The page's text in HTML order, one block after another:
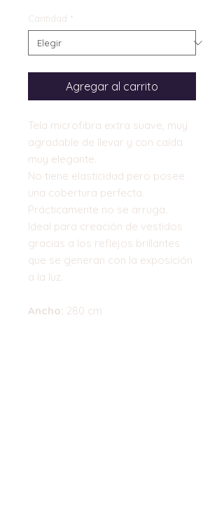
Cantidad *
Agregar al carrito
Tela microfibra extra suave, muy
agradable de llevar y con caída
muy elegante.
No tiene elasticidad pero posee
una cobertura perfecta.
Prácticamente no se arruga.
Ideal para creación de vestidos
gracias a los reflejos brillantes
que se generan con la exposición
a la luz.
Ancho: 280 cm